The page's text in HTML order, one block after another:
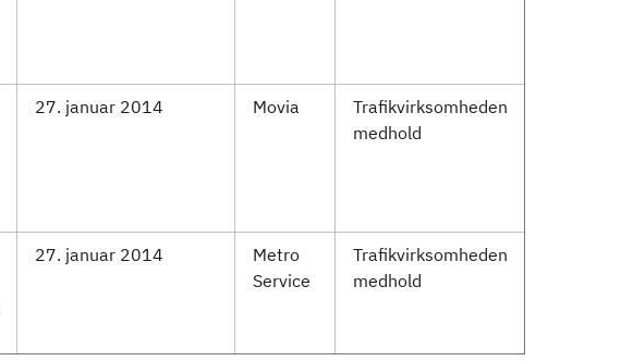
27. januar 2014 Movia
Trafikvirksomheden
medhold
27. januar 2014
Metro
Service
Trafikvirksomheden
medhold